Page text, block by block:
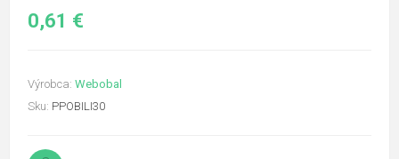
0,61 €
Výrobca: Webobal
Sku: PPOBILI30